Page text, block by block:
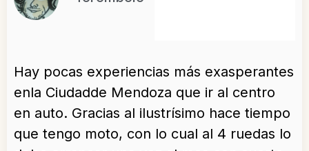
Hay pocas experiencias más exasperantes
enla Ciudadde Mendoza que ir al centro
en auto. Gracias al ilustrísimo hace tiempo
que tengo moto, con lo cual al 4 ruedas lo